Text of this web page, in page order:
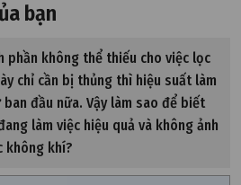
bạn
phần không thể thiếu cho việc lọc
chỉ cần bị thủng thì hiệu suất làm
đầu nữa. Vậy làm sao để biết
làm việc hiệu quả và không ảnh
không khí?